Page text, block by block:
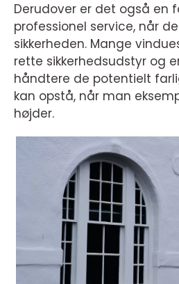
Derudover er det også en
professionel service, når
sikkerheden. Mange
rette sikkerhedsudstyr og
håndtere de potentielt
kan opstå, når man
højder.